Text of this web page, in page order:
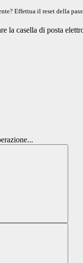
Effettua il reset della
la casella di posta